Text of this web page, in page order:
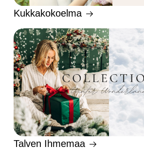
Kukkakokoelma
Talven Ihmemaa